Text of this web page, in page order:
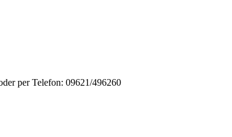
per Telefon: 09621/496260